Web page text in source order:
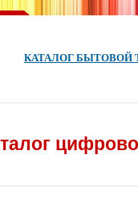
КАТАЛОГ БЫТОВОЙ